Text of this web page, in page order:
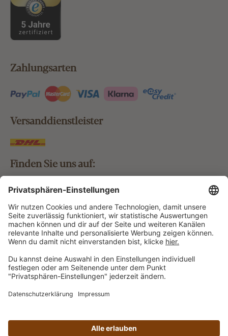
Zahlungsarten
Versanddienstleister
Finden Sie uns auf:
Bestellung widerrufen
Vertrag widerrufen